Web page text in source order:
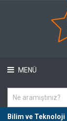
MENÜ
Bilim ve Teknoloji